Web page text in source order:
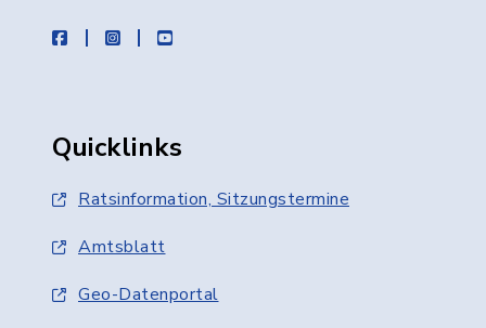
facebookinstagramyoutube
Quicklinks
Ratsinformation, Sitzungstermine
Amtsblatt
Geo-Datenportal